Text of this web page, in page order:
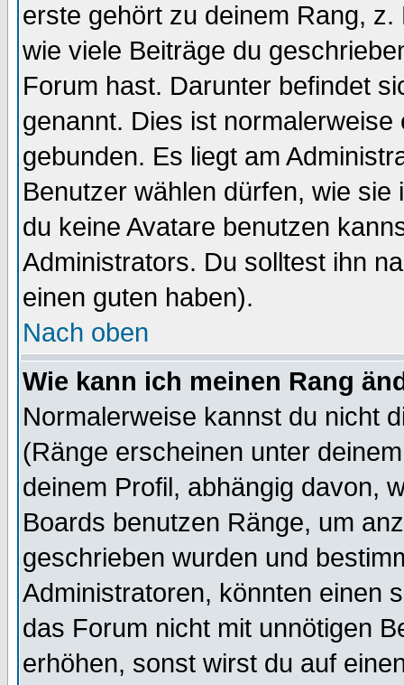
erste gehört zu deinem Rang,
wie viele Beiträge du
Forum hast. Darunter befindet
genannt. Dies ist
gebunden. Es liegt am
Benutzer wählen dürfen, wie
du keine Avatare benutzen
Administrators. Du solltest ihn
einen guten haben).
Nach oben
Wie kann ich meinen Rang
Normalerweise kannst du nicht
(Ränge erscheinen unter
deinem Profil, abhängig davon,
Boards benutzen Ränge, um
geschrieben wurden und
Administratoren, könnten einen
das Forum nicht mit unnötigen
erhöhen, sonst wirst du auf